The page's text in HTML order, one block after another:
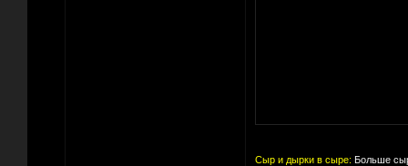
Сыр и дырки в сыре: Больше